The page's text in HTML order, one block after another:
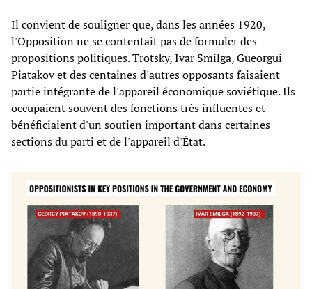
Il convient de souligner que, dans les années 1920,
l'Opposition ne se contentait pas de formuler des
propositions politiques. Trotsky,Ivar Smilga, Gueorgui
Piatakov et des centaines d'autres opposants faisaient
partie intégrante de l'appareil économique soviétique. Ils
occupaient souvent des fonctions très influentes et
bénéficiaient d'un soutien important dans certaines
sections du parti et de l'appareil d'État.